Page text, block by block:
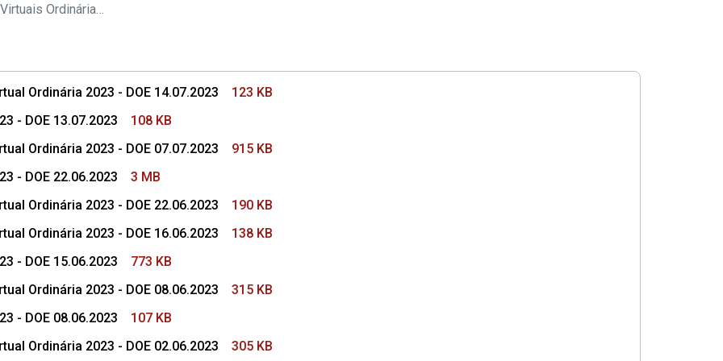
Conselho Superior
Pautas das Sessões Virtuais Ordinárias do CSMP
Ordinária 2023 - DOE 14.07.2023
123 KB
- DOE 13.07.2023
108 KB
Ordinária 2023 - DOE 07.07.2023
915 KB
- DOE 22.06.2023
3 MB
Ordinária 2023 - DOE 22.06.2023
190 KB
Ordinária 2023 - DOE 16.06.2023
138 KB
- DOE 15.06.2023
773 KB
Ordinária 2023 - DOE 08.06.2023
315 KB
- DOE 08.06.2023
107 KB
Ordinária 2023 - DOE 02.06.2023
305 KB